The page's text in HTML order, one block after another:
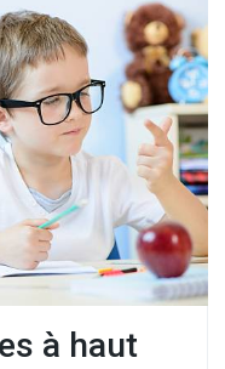
à haut